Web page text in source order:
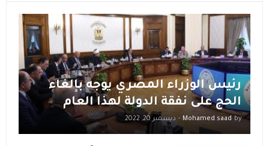
رئيس الوزراء المصري يوجه بإلغاء
الحج على نفقة الدولة لهذا العام
by
Mohamed saad
- ديسمبر 20, 2022